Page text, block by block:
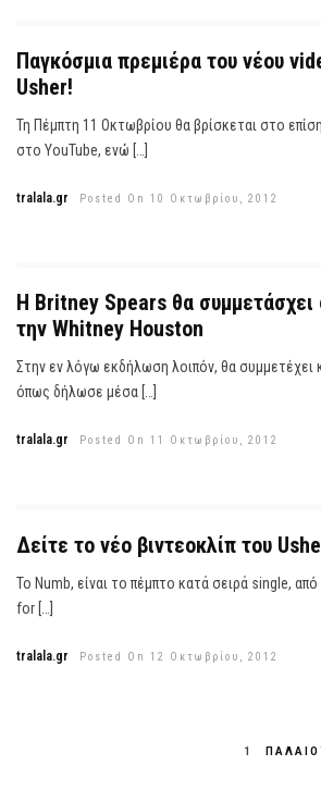
Παγκόσμια πρεμιέρα του νέου
Usher!
Τη Πέμπτη 11 Οκτωβρίου θα βρίσκεται στο
στο YouTube, ενώ […]
tralala.gr Posted On 10 Οκτωβρίου, 2012
H Britney Spears θα
την Whitney Houston
Στην εν λόγω εκδήλωση λοιπόν, θα συμμετέχει
όπως δήλωσε μέσα […]
tralala.gr Posted On 11 Οκτωβρίου, 2012
Δείτε το νέο βιντεοκλίπ του
To Numb, είναι το πέμπτο κατά σειρά single,
for […]
tralala.gr Posted On 12 Οκτωβρίου, 2012
1